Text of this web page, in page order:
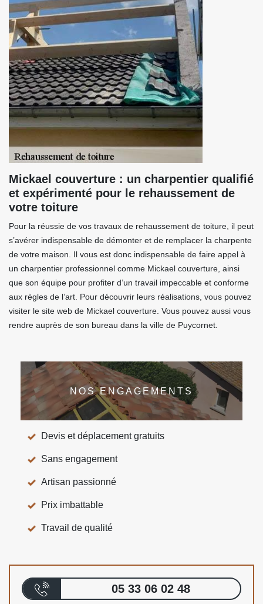
Mickael couverture : un charpentier qualifié
et expérimenté pour le rehaussement de
votre toiture
Pour la réussie de vos travaux de rehaussement de toiture, il peut
s’avérer indispensable de démonter et de remplacer la charpente
de votre maison. Il vous est donc indispensable de faire appel à
un charpentier professionnel comme Mickael couverture, ainsi
que son équipe pour profiter d’un travail impeccable et conforme
aux règles de l’art. Pour découvrir leurs réalisations, vous pouvez
visiter le site web de Mickael couverture. Vous pouvez aussi vous
rendre auprès de son bureau dans la ville de Puycornet.
NOS ENGAGEMENTS
Devis et déplacement gratuits
Sans engagement
Artisan passionné
Prix imbattable
Travail de qualité
05 33 06 02 48